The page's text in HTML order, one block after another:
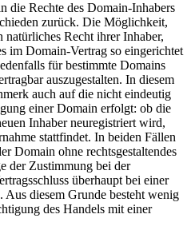
die Rechte des Domain-Inhabers
zurück. Die Möglichkeit,
Recht ihrer Inhaber,
im Domain-Vertrag so eingerichtet
für bestimmte Domains
auszugestalten. In diesem
auch auf die nicht eindeutig
einer Domain erfolgt: ob die
Inhaber neuregistriert wird,
stattfindet. In beiden Fällen
Domain ohne rechtsgestaltendes
der Zustimmung bei der
überhaupt bei einer
diesem Grunde besteht wenig
des Handels mit einer